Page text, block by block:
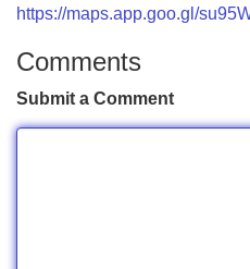
https://maps.app.goo.gl/
Comments
Submit a Comment